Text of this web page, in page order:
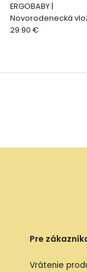
ERGOBABY |
Novorodenecká
ORIGINAL - NATURAL
29.90 €
Pre
Vrátenie